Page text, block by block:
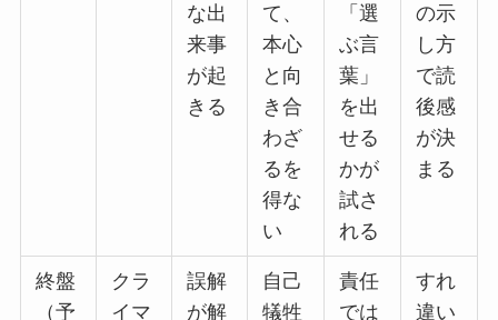
な出
来事
が起
きる
て、
本心
と向
き合
わざ
るを
得な
い
「選
ぶ言
葉」
を出
せる
かが
試さ
れる
の示
し方
で読
後感
が決
まる
終盤
（予
クラ
イマ
誤解
が解
自己
犠牲
責任
では
すれ
違い